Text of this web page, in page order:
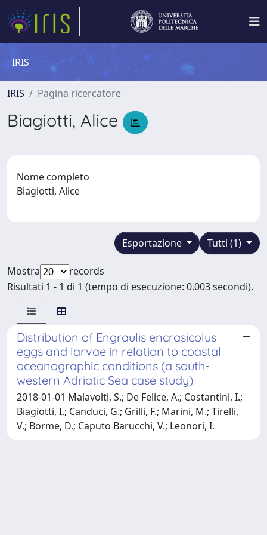
IRIS
IRIS Pagina ricercatore
Biagiotti, Alice
Nome completo
Biagiotti, Alice
Tutti (1)
Esportazione
Mostra
records
Risultati 1 - 1 di 1 (tempo di esecuzione: 0.003 secondi).
Distribution of Engraulis encrasicolus
eggs and larvae in relation to coastal
oceanographic conditions (a south-
western Adriatic Sea case study)
2018-01-01 Malavolti, S.; De Felice, A.; Costantini, I.;
Biagiotti, I.; Canduci, G.; Grilli, F.; Marini, M.; Tirelli,
V.; Borme, D.; Caputo Barucchi, V.; Leonori, I.